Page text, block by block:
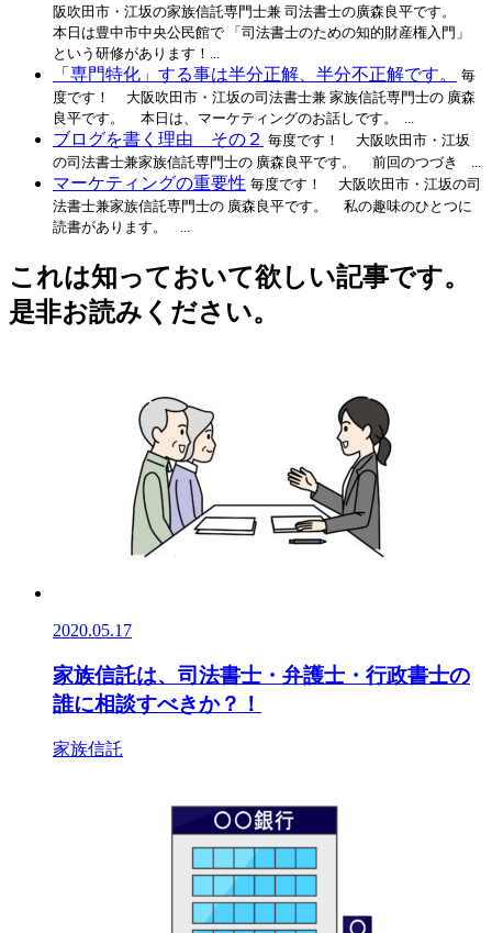
阪吹田市・江坂の家族信託専門士兼 司法書士の廣森良平です。
本日は豊中市中央公民館で 「司法書士のための知的財産権入門」
という研修があります！...
「専門特化」する事は半分正解、半分不正解です。
毎
度です！ 大阪吹田市・江坂の司法書士兼 家族信託専門士の 廣森
良平です。 本日は、マーケティングのお話しです。 ...
ブログを書く理由 その２ 毎度です！ 大阪吹田市・江坂
の司法書士兼家族信託専門士の 廣森良平です。 前回のつづき ...
マーケティングの重要性 毎度です！ 大阪吹田市・江坂の司
法書士兼家族信託専門士の 廣森良平です。 私の趣味のひとつに
読書があります。 ...
これは知っておいて欲しい記事です。
是非お読みください。
2020.05.17
家族信託は、司法書士・弁護士・行政書士の
誰に相談すべきか？！
家族信託